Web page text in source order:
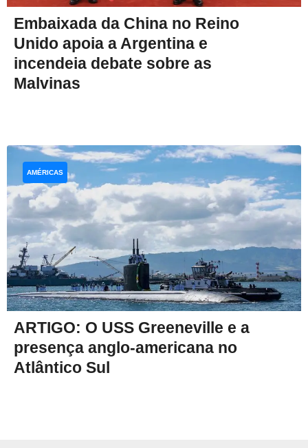
Embaixada da China no Reino
Unido apoia a Argentina e
incendeia debate sobre as
Malvinas
ARTIGO: O USS Greeneville e a
presença anglo-americana no
Atlântico Sul
AMÉRICAS